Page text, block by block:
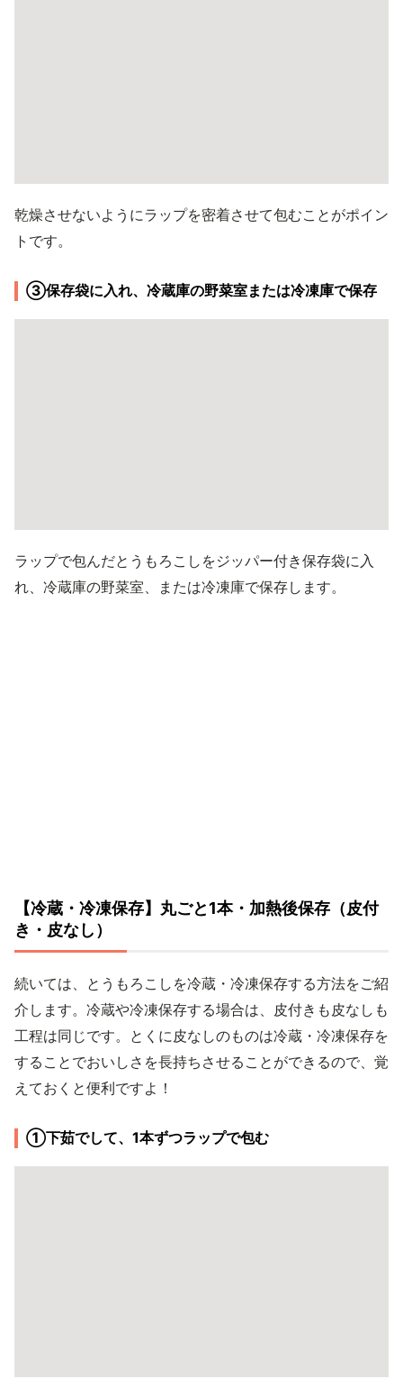
乾燥させないようにラップを密着させて包むことがポイン
トです。
③保存袋に入れ、冷蔵庫の野菜室または冷凍庫で保存
ラップで包んだとうもろこしをジッパー付き保存袋に入
れ、冷蔵庫の野菜室、または冷凍庫で保存します。
【冷蔵・冷凍保存】丸ごと1本・加熱後保存（皮付
き・皮なし）
続いては、とうもろこしを冷蔵・冷凍保存する方法をご紹
介します。冷蔵や冷凍保存する場合は、皮付きも皮なしも
工程は同じです。とくに皮なしのものは冷蔵・冷凍保存を
することでおいしさを長持ちさせることができるので、覚
えておくと便利ですよ！
①下茹でして、1本ずつラップで包む